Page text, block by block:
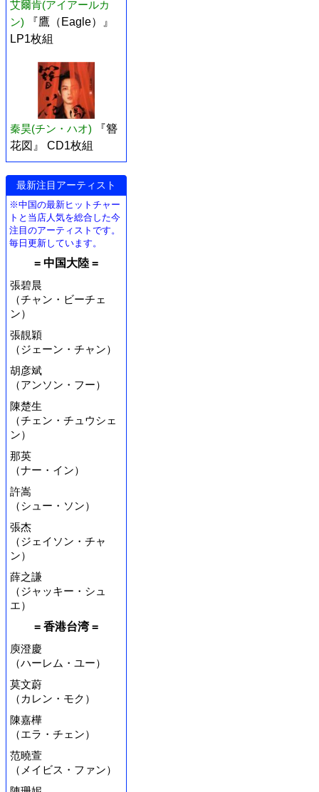
艾爾肯(アイアールカ
ン)
『鷹（Eagle）』
LP1枚組
秦昊(チン・ハオ)
『簪
花図』 CD1枚組
最新注目アーティスト
※中国の最新ヒットチャー
トと当店人気を総合した今
注目のアーティストです。
毎日更新しています。
= 中国大陸 =
張碧晨
（チャン・ビーチェ
ン）
張靚穎
（ジェーン・チャン）
胡彦斌
（アンソン・フー）
陳楚生
（チェン・チュウシェ
ン）
那英
（ナー・イン）
許嵩
（シュー・ソン）
張杰
（ジェイソン・チャ
ン）
薛之謙
（ジャッキー・シュ
エ）
= 香港台湾 =
庾澄慶
（ハーレム・ユー）
莫文蔚
（カレン・モク）
陳嘉樺
（エラ・チェン）
范曉萱
（メイビス・ファン）